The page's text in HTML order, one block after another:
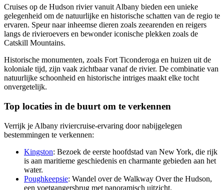
Cruises op de Hudson rivier vanuit Albany bieden een unieke
gelegenheid om de natuurlijke en historische schatten van de regio te
ervaren. Speur naar inheemse dieren zoals zeearenden en reigers
langs de rivieroevers en bewonder iconische plekken zoals de
Catskill Mountains.
Historische monumenten, zoals Fort Ticonderoga en huizen uit de
koloniale tijd, zijn vaak zichtbaar vanaf de rivier. De combinatie van
natuurlijke schoonheid en historische intriges maakt elke tocht
onvergetelijk.
Top locaties in de buurt om te verkennen
Verrijk je Albany riviercruise-ervaring door nabijgelegen
bestemmingen te verkennen:
Kingston: Bezoek de eerste hoofdstad van New York, die rijk
is aan maritieme geschiedenis en charmante gebieden aan het
water.
Poughkeepsie: Wandel over de Walkway Over the Hudson,
een voetgangersbrug met panoramisch uitzicht.